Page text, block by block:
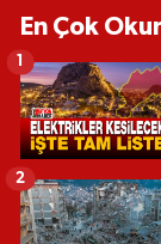
En Çok
1
2